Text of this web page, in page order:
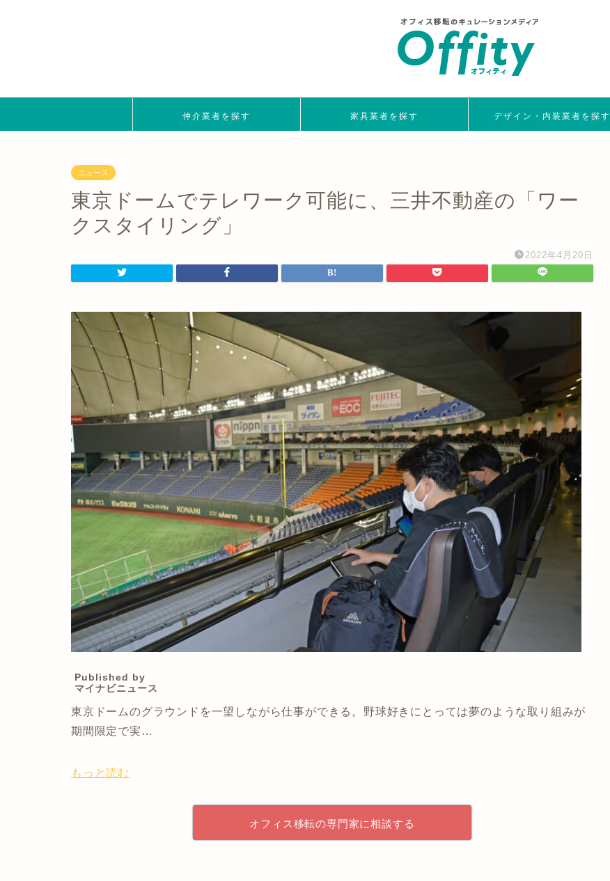
仲介業者を探す 家具業者を探す デザイン・内装業者を探す
ニュース
東京ドームでテレワーク可能に、三井不動産の「ワー
クスタイリング」
2022年4月20日
Published by
マイナビニュース
東京ドームのグラウンドを一望しながら仕事ができる。野球好きにとっては夢のような取り組みが
期間限定で実…
もっと読む
オフィス移転の専門家に相談する